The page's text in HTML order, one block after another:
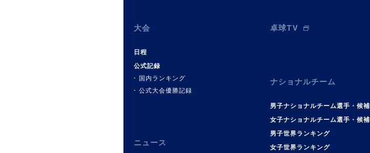
大会
日程
公式記録
国内ランキング
公式大会優勝記録
ニュース
卓球TV
ナショナルチーム
男子ナショナルチーム選手・候補
女子ナショナルチーム選手・候補
男子世界ランキング
女子世界ランキング